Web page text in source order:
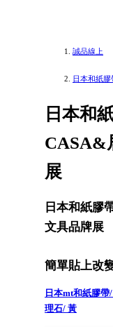
誠品線上
日本和紙
日本和
CASA&
展
日本和紙膠
文具品牌展
簡單貼上改
日本mt和紙膠帶
理石/ 黃